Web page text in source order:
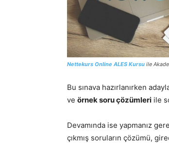
Nettekurs Online ALES Kursu ile
Bu sınava hazırlanırken
ve örnek soru çözümleri ile
Devamında ise yapmanız
çıkmış soruların çözümü,